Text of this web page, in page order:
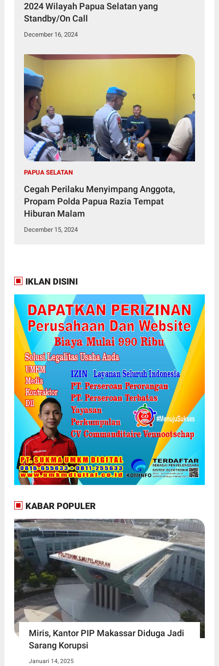
2024 Wilayah Papua Selatan yang
Standby/On Call
December 16, 2024
PAPUA SELATAN
Cegah Perilaku Menyimpang Anggota,
Propam Polda Papua Razia Tempat
Hiburan Malam
December 15, 2024
IKLAN DISINI
KABAR POPULER
Miris, Kantor PIP Makassar Diduga Jadi
Sarang Korupsi
Januari 14, 2025